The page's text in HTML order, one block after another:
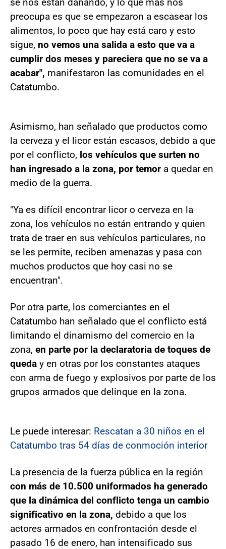
preocupa es que se empezaron a escasear los
alimentos, lo poco que hay está caro y esto
sigue, no vemos una salida a esto que va a
cumplir dos meses y pareciera que no se va a
acabar", manifestaron las comunidades en el
Catatumbo.
Asimismo, han señalado que productos como
la cerveza y el licor están escasos, debido a que
por el conflicto, los vehículos que surten no
han ingresado a la zona, por temor a quedar en
medio de la guerra.
"Ya es difícil encontrar licor o cerveza en la
zona, los vehículos no están entrando y quien
trata de traer en sus vehículos particulares, no
se les permite, reciben amenazas y pasa con
muchos productos que hoy casi no se
encuentran".
Por otra parte, los comerciantes en el
Catatumbo han señalado que el conflicto está
limitando el dinamismo del comercio en la
zona, en parte por la declaratoria de toques de
queda y en otras por los constantes ataques
con arma de fuego y explosivos por parte de los
grupos armados que delinque en la zona.
Le puede interesar: Rescatan a 30 niños en el
Catatumbo tras 54 días de conmoción interior
La presencia de la fuerza pública en la región
con más de 10.500 uniformados ha generado
que la dinámica del conflicto tenga un cambio
significativo en la zona, debido a que los
actores armados en confrontación desde el
pasado 16 de enero, han intensificado sus